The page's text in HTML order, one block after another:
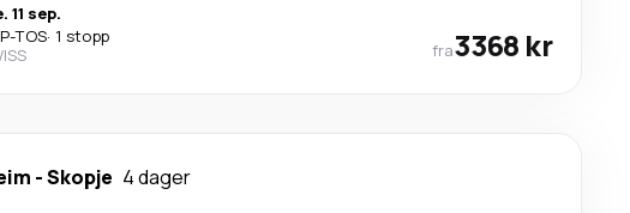
11 sep.
-TOS· 1 stopp
fra3368 kr
-Skopje 4 dager